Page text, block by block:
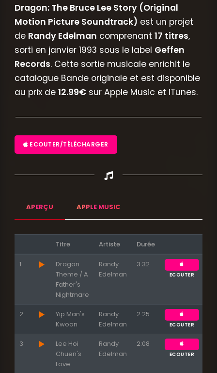
Dragon: The Bruce Lee Story (Original
Motion Picture Soundtrack) est un projet
de Randy Edelman comprenant 17 titres,
sorti en janvier 1993 sous le label Geffen
Records. Cette sortie musicale enrichit le
catalogue Bande originale et est disponible
au prix de 12.99€ sur Apple Music et iTunes.
ECOUTER/TÉLÉCHARGER
APERÇU APPLE MUSIC
Titre Artiste Durée
1
Dragon
Theme / A
Father's
Nightmare
Randy
Edelman
3:32
ECOUTER
2
Yip Man's
Kwoon
Randy
Edelman
2:25
ECOUTER
3
Lee Hoi
Chuen's
Love
Randy
Edelman
2:08
ECOUTER